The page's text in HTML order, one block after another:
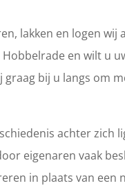
lakken en logen wij
en wilt u
bij u langs om
achter zich
eigenaren vaak
in plaats van een